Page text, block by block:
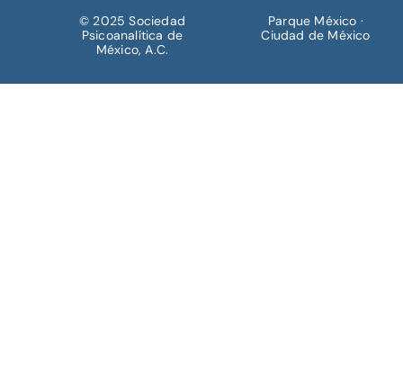
© 2025 Sociedad
Psicoanalítica de
México, A.C.
Parque México ·
Ciudad de México